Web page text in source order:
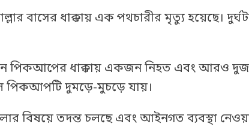
বাসের ধাক্কায় এক পথচারীর মৃত্যু হয়েছে।
পিকআপের ধাক্কায় একজন নিহত এবং আরও
পিকআপটি দুমড়ে-মুচড়ে যায়।
বিষয়ে তদন্ত চলছে এবং আইনগত ব্যবস্থা